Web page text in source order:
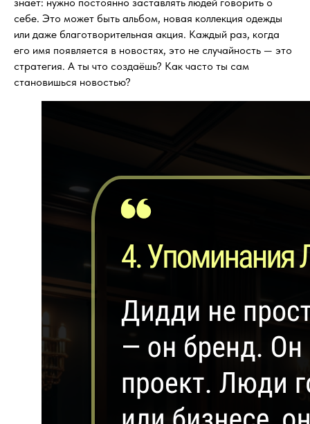
себе. Это может быть альбом, новая коллекция одежды
или даже благотворительная акция. Каждый раз, когда
его имя появляется в новостях, это не случайность — это
стратегия. А ты что создаёшь? Как часто ты сам
становишься новостью?